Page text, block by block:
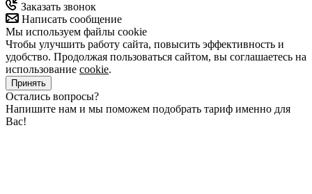
Заказать звонок
Написать сообщение
Мы используем файлы cookie
Чтобы улучшить работу сайта, повысить эффективность и
удобство. Продолжая пользоваться сайтом, вы соглашаетесь на
использование cookie.
Принять
Остались вопросы?
Напишите нам и мы поможем подобрать тариф именно для
Вас!